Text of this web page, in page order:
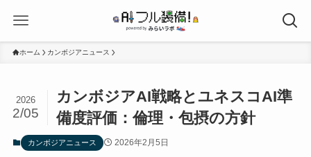
ホーム カンボジアニュース
カンボジアAI戦略とユネスコAI準
備度評価：倫理・包摂の方針
2026
2/05
カンボジアニュース 2026年2月5日